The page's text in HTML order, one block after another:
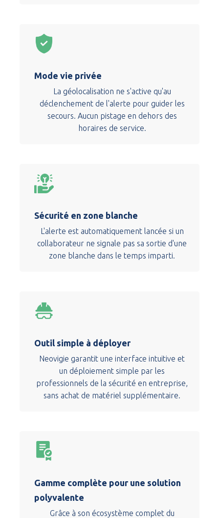
Mode vie privée
La géolocalisation ne s'active qu'au
déclenchement de l'alerte pour guider les
secours. Aucun pistage en dehors des
horaires de service.
Sécurité en zone blanche
L'alerte est automatiquement lancée si un
collaborateur ne signale pas sa sortie d'une
zone blanche dans le temps imparti.
Outil simple à déployer
Neovigie garantit une interface intuitive et
un déploiement simple par les
professionnels de la sécurité en entreprise,
sans achat de matériel supplémentaire.
Gamme complète pour une solution
polyvalente
Grâce à son écosystème complet du